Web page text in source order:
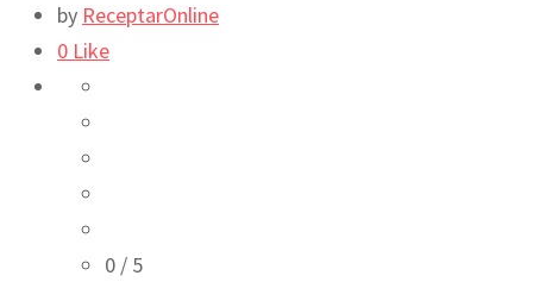
by ReceptarOnline
0 Like
0 / 5